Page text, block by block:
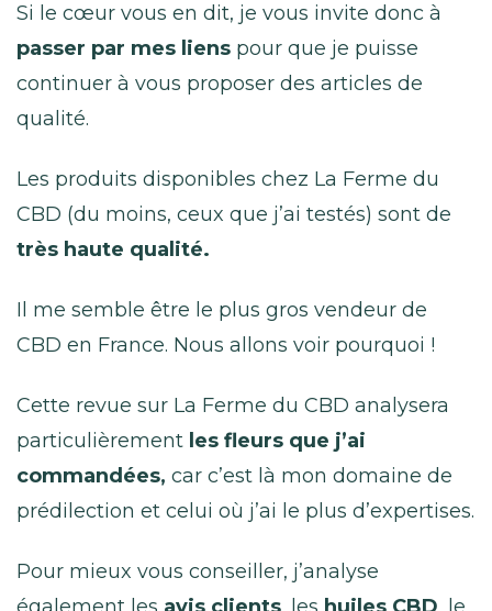
Si le cœur vous en dit, je vous invite donc à
passer par mes liens pour que je puisse
continuer à vous proposer des articles de
qualité.
Les produits disponibles chez La Ferme du
CBD (du moins, ceux que j’ai testés) sont de
très haute qualité.
Il me semble être le plus gros vendeur de
CBD en France. Nous allons voir pourquoi !
Cette revue sur La Ferme du CBD analysera
particulièrement les fleurs que j’ai
commandées, car c’est là mon domaine de
prédilection et celui où j’ai le plus d’expertises.
Pour mieux vous conseiller, j’analyse